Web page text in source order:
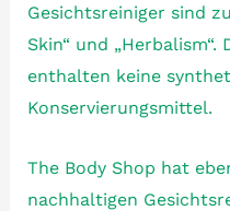
Gesichtsreiniger sind
Skin“ und „Herbalism“.
enthalten keine
Konservierungsmittel.
The Body Shop hat
nachhaltigen